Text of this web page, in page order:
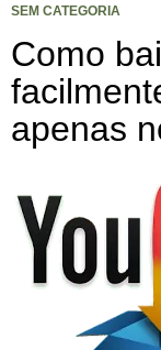
SEM CATEGORIA
Como
apenas